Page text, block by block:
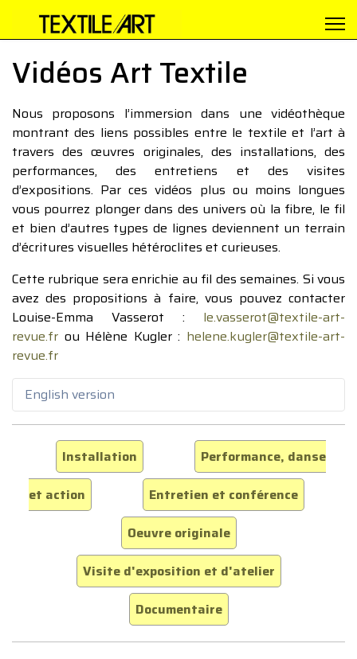
Vidéos Art Textile
Nous proposons l’immersion dans une vidéothèque
montrant des liens possibles entre le textile et l’art à
travers des œuvres originales, des installations, des
performances, des entretiens et des visites
d’expositions. Par ces vidéos plus ou moins longues
vous pourrez plonger dans des univers où la fibre, le fil
et bien d’autres types de lignes deviennent un terrain
d’écritures visuelles hétéroclites et curieuses.
Cette rubrique sera enrichie au fil des semaines. Si vous
avez des propositions à faire, vous pouvez contacter
Louise-Emma Vasserot : le.vasserot@textile-art-
revue.fr ou Hélène Kugler : helene.kugler@textile-art-
revue.fr
English version
Installation
Performance, danse
et action
Entretien et conférence
Oeuvre originale
Visite d'exposition et d'atelier
Documentaire